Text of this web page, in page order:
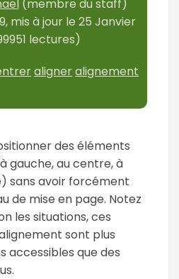
(membre du staff)
, mis à jour le 25 Janvier
lectures)
aligneralignement
des éléments
gauche, au centre, à
sans avoir forcément
de mise en page. Notez
les situations, ces
sont plus
accessibles que des